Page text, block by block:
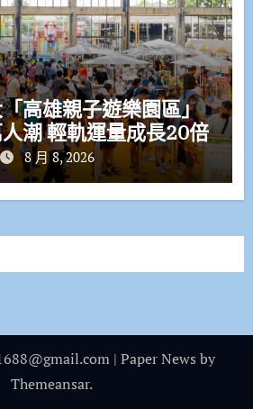
高雄親子遊樂園區」
首日狂吸三萬人潮 輕軌運量成長20倍
8 月 8, 2026
| Paper News by
Themeansar.